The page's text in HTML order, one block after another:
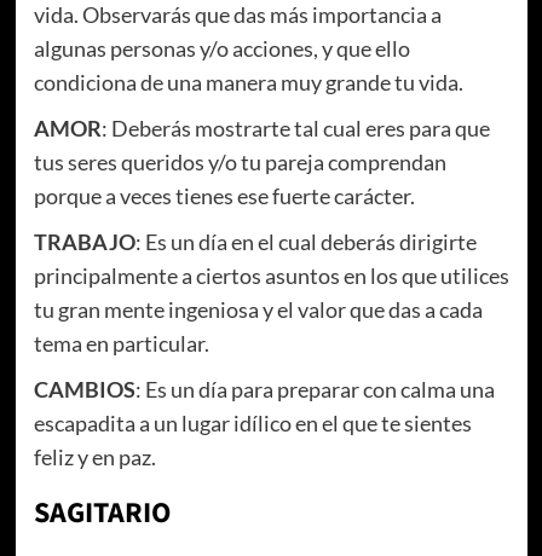
vida. Observarás que das más importancia a
algunas personas y/o acciones, y que ello
condiciona de una manera muy grande tu vida.
AMOR: Deberás mostrarte tal cual eres para que
tus seres queridos y/o tu pareja comprendan
porque a veces tienes ese fuerte carácter.
TRABAJO: Es un día en el cual deberás dirigirte
principalmente a ciertos asuntos en los que utilices
tu gran mente ingeniosa y el valor que das a cada
tema en particular.
CAMBIOS: Es un día para preparar con calma una
escapadita a un lugar idílico en el que te sientes
feliz y en paz.
SAGITARIO